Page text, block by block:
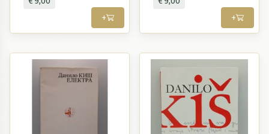
+ +